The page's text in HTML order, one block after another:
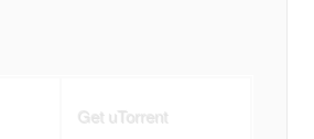
Get uTorrent